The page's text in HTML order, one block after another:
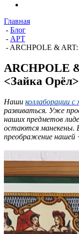
Главная
- Блог
- АРТ
- ARCHPOLE & ART:
ARCHPOLE
<Зайка
Наши коллаборации
развиваться. Уже
наших предметов
остаются манекены.
преображение нашей